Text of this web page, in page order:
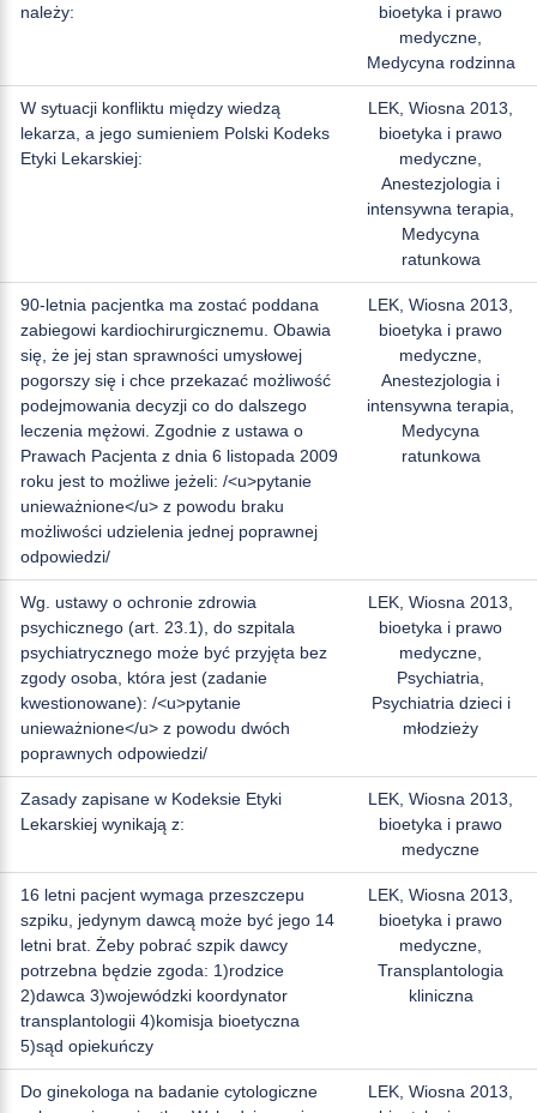
należy:
bioetyka i prawo
medyczne,
Medycyna rodzinna
W sytuacji konfliktu między wiedzą
lekarza, a jego sumieniem Polski Kodeks
Etyki Lekarskiej:
LEK, Wiosna 2013,
bioetyka i prawo
medyczne,
Anestezjologia i
intensywna terapia,
Medycyna
ratunkowa
90-letnia pacjentka ma zostać poddana
zabiegowi kardiochirurgicznemu. Obawia
się, że jej stan sprawności umysłowej
pogorszy się i chce przekazać możliwość
podejmowania decyzji co do dalszego
leczenia mężowi. Zgodnie z ustawa o
Prawach Pacjenta z dnia 6 listopada 2009
roku jest to możliwe jeżeli: /<u>pytanie
unieważnione</u> z powodu braku
możliwości udzielenia jednej poprawnej
odpowiedzi/
LEK, Wiosna 2013,
bioetyka i prawo
medyczne,
Anestezjologia i
intensywna terapia,
Medycyna
ratunkowa
Wg. ustawy o ochronie zdrowia
psychicznego (art. 23.1), do szpitala
psychiatrycznego może być przyjęta bez
zgody osoba, która jest (zadanie
kwestionowane): /<u>pytanie
unieważnione</u> z powodu dwóch
poprawnych odpowiedzi/
LEK, Wiosna 2013,
bioetyka i prawo
medyczne,
Psychiatria,
Psychiatria dzieci i
młodzieży
Zasady zapisane w Kodeksie Etyki
Lekarskiej wynikają z:
LEK, Wiosna 2013,
bioetyka i prawo
medyczne
16 letni pacjent wymaga przeszczepu
szpiku, jedynym dawcą może być jego 14
letni brat. Żeby pobrać szpik dawcy
potrzebna będzie zgoda: 1)rodzice
2)dawca 3)wojewódzki koordynator
transplantologii 4)komisja bioetyczna
5)sąd opiekuńczy
LEK, Wiosna 2013,
bioetyka i prawo
medyczne,
Transplantologia
kliniczna
Do ginekologa na badanie cytologiczne
LEK, Wiosna 2013,